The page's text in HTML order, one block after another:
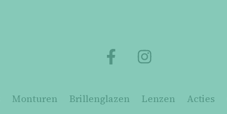
Monturen Brillenglazen Lenzen Acties